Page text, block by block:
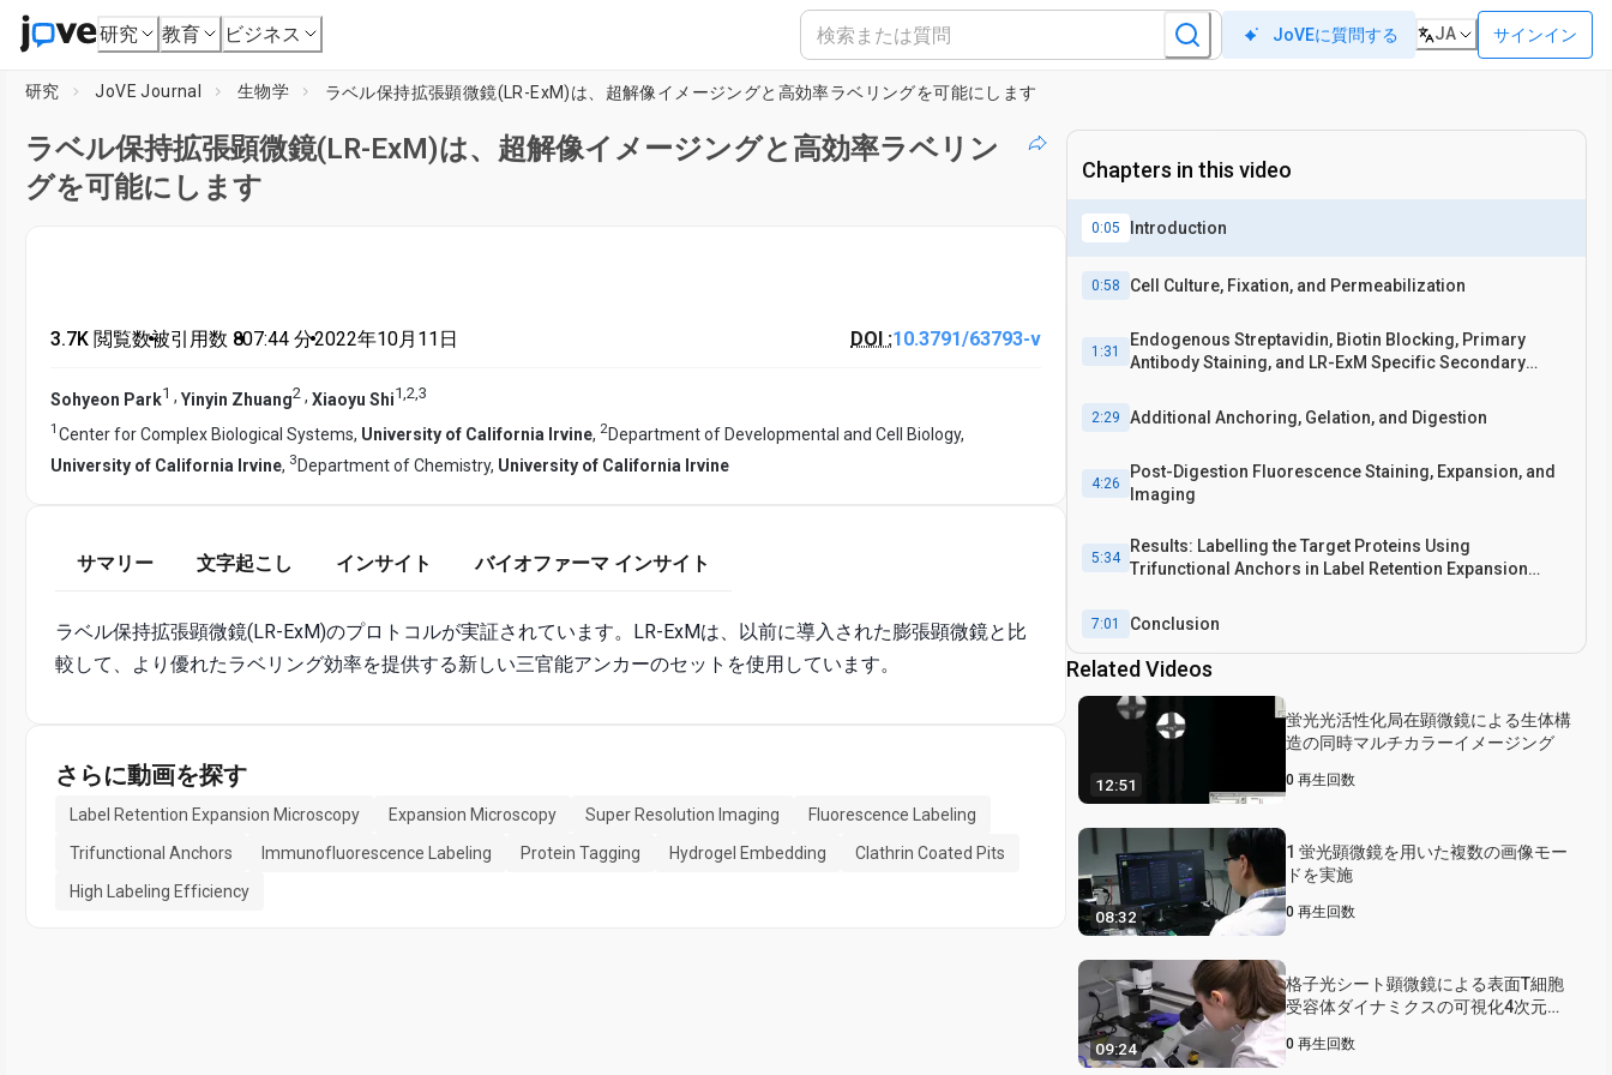
研究 教育 ビジネス JoVEに質問する JA サインイン
研究 JoVE Journal 生物学 ラベル保持拡張顕微鏡(LR-ExM)は、超解像イメージングと高効率ラベリングを可能にします
ラベル保持拡張顕微鏡(LR-ExM)は、超解像イメージングと高効率ラベリン
グを可能にします
3.7K 閲覧数•被引用数 8•07:44 分•2022年10月11日 DOI :10.3791/63793-v
Sohyeon Park1 , Yinyin Zhuang2 , Xiaoyu Shi1,2,3
1 Center for Complex Biological Systems, University of California Irvine, 2Department of Developmental and Cell Biology,
University of California Irvine, 3 Department of Chemistry, University of California Irvine
サマリー 文字起こし インサイト バイオファーマ インサイト
ラベル保持拡張顕微鏡(LR-ExM)のプロトコルが実証されています。LR-ExMは、以前に導入された膨張顕微鏡と比
較して、より優れたラベリング効率を提供する新しい三官能アンカーのセットを使用しています。
さらに動画を探す
Label Retention Expansion Microscopy Expansion Microscopy Super Resolution Imaging
Fluorescence Labeling
Trifunctional Anchors
Immunofluorescence Labeling Protein Tagging Hydrogel Embedding
Clathrin Coated Pits
High Labeling Efficiency
Chapters in this video
0:05 Introduction
0:58 Cell Culture, Fixation, and Permeabilization
1:31
Endogenous Streptavidin, Biotin Blocking, Primary
Antibody Staining, and LR-ExM Specific Secondary
2:29 Additional Anchoring, Gelation, and Digestion
4:26
Post-Digestion Fluorescence Staining, Expansion, and
Imaging
5:34
Results: Labelling the Target Proteins Using
Trifunctional Anchors in Label Retention Expansion
7:01 Conclusion
Related Videos
12:51
蛍光光活性化局在顕微鏡による生体構
造の同時マルチカラーイメージング
0 再生回数
08:32
1 蛍光顕微鏡を用いた複数の画像モー
ドを実施
0 再生回数
09:24
格子光シート顕微鏡による表面T細胞
受容体ダイナミクスの可視化4次元的
0 再生回数